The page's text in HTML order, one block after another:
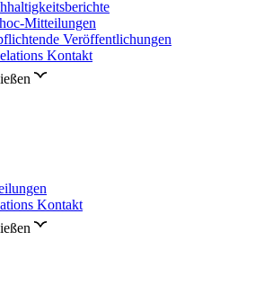
Mitteilungen
Veröffentlichungen
Kontakt
Kontakt